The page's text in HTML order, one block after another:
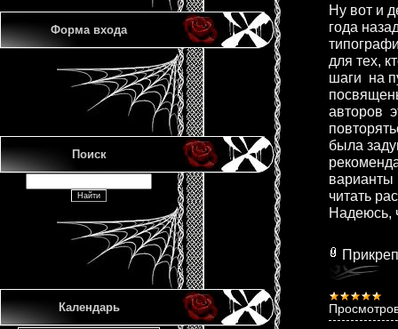
Форма входа
Поиск
Календарь
Ну вот и
года
для тех,
шаги на
авторов
была
варианты
читать
Надеюсь,